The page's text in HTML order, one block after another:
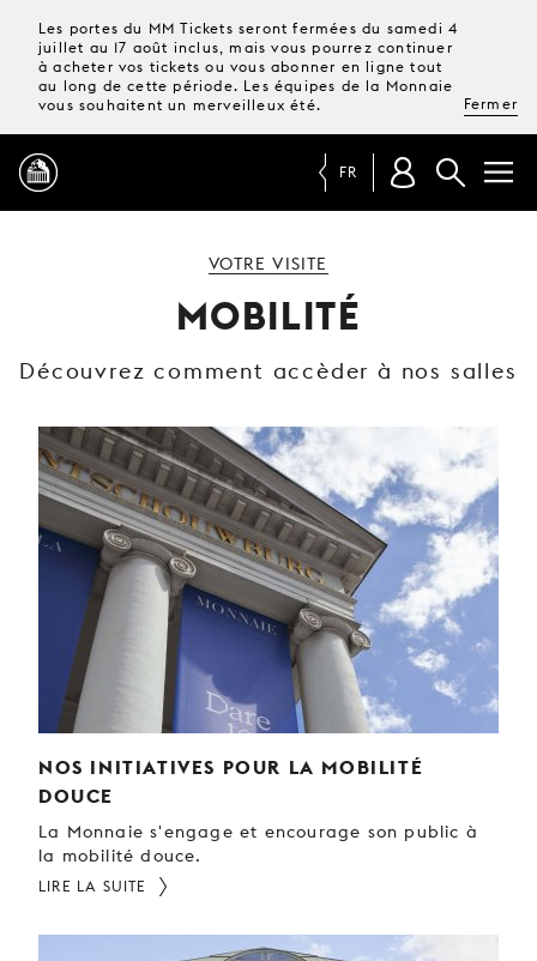
Les portes du MM Tickets seront fermées du samedi 4
juillet au 17 août inclus, mais vous pourrez continuer
à acheter vos tickets ou vous abonner en ligne tout
au long de cette période. Les équipes de la Monnaie
vous souhaitent un merveilleux été.
Fermer
MAGAZINE
VOTRE
VISITE
JEUNE
PUBLIC
LA
MONNAIE
SOUTENIR
FR
VOTRE VISITE
MOBILITÉ
Découvrez comment accèder à nos salles
NOS INITIATIVES POUR LA MOBILITÉ
DOUCE
La Monnaie s'engage et encourage son public à
la mobilité douce.
LIRE LA SUITE